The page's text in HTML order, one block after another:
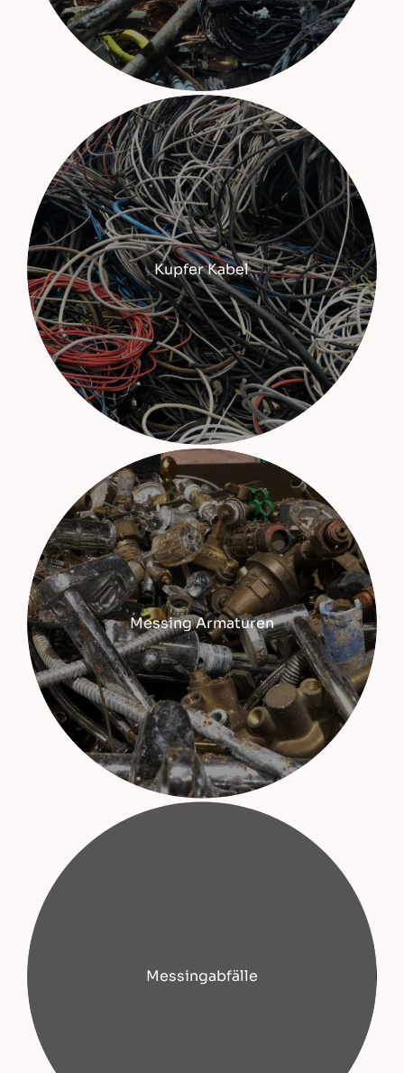
Kupfer Kabel
Messing Armaturen
Messingabfälle